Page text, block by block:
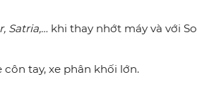
Satria,… khi thay nhớt máy và với
tay, xe phân khối lớn.